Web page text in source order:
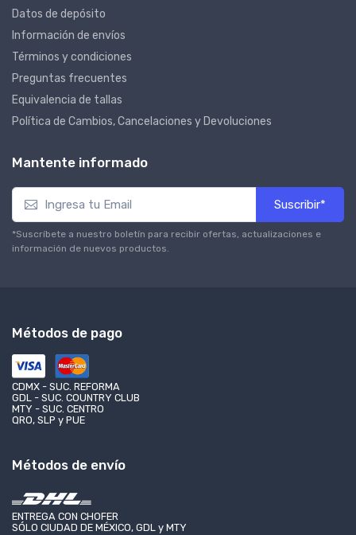
Datos de depósito
Información de envíos
Términos y condiciones
Preguntas frecuentes
Equivalencia de tallas
Política de Cambios, Cancelaciones y Devoluciones
Mantente informado
Suscribir*
*Suscríbete a nuestro boletín para recibir ofertas, actualizaciones e
información de nuevos productos.
Métodos de pago
CDMX - SUC. REFORMA
GDL - SUC. COUNTRY CLUB
MTY - SUC. CENTRO
QRO, SLP y PUE
Métodos de envío
ENTREGA CON CHOFER
SÓLO CIUDAD DE MÉXICO, GDL y MTY